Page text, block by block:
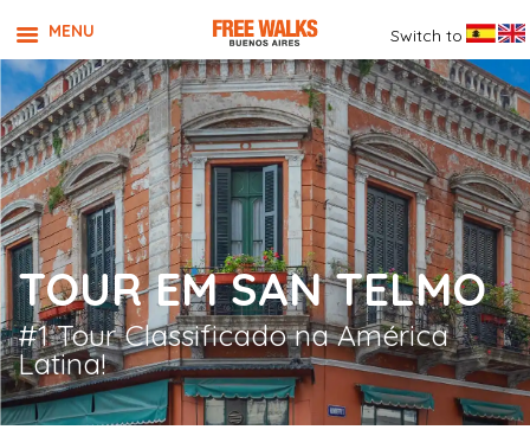
TOUR EM SAN TELMO
#1 Tour Classificado na América
Latina!
MENU Switch to